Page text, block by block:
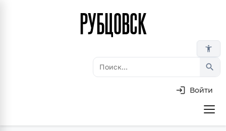
РУБЦОВСК
accessibility_new
search
Войти